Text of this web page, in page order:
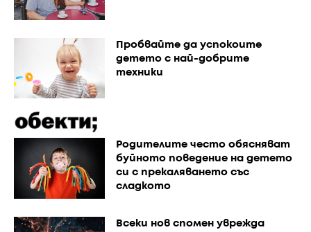
Пробвайте да успокоите
детето с най-добрите
техники
Родителите често обясняват
буйното поведение на детето
си с прекаляването със
сладкото
Всеки нов спомен уврежда